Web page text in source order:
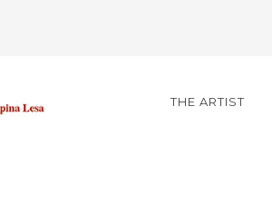
THE ARTIST